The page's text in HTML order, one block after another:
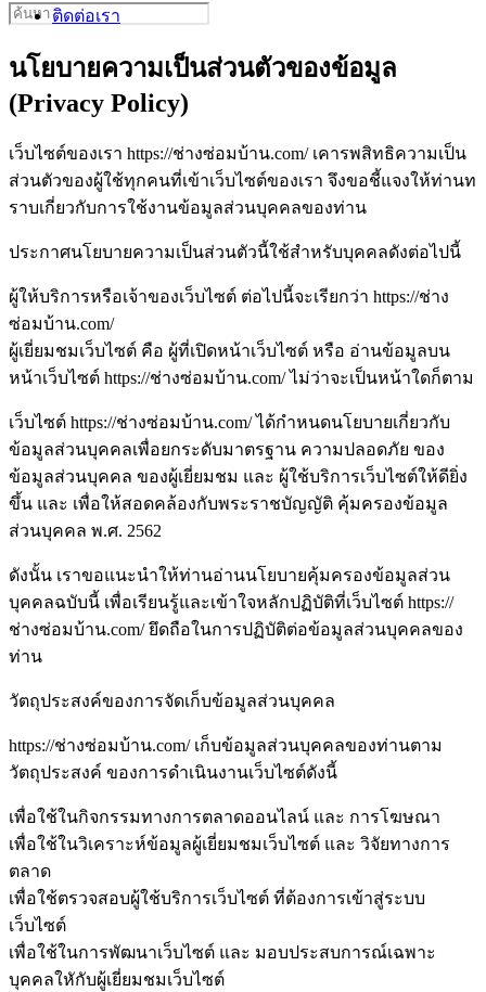
ติดต่อเรา
Search
for:
นโยบายความเป็นส่วนตัวของข้อมูล
(Privacy Policy)
เว็บไซต์ของเรา https://ช่างซ่อมบ้าน.com/ เคารพสิทธิความเป็น
ส่วนตัวของผู้ใช้ทุกคนที่เข้าเว็บไซต์ของเรา จึงขอชี้แจงให้ท่านท
ราบเกี่ยวกับการใช้งานข้อมูลส่วนบุคคลของท่าน
ประกาศนโยบายความเป็นส่วนตัวนี้ใช้สำหรับบุคคลดังต่อไปนี้
ผู้ให้บริการหรือเจ้าของเว็บไซต์ ต่อไปนี้จะเรียกว่า https://ช่าง
ซ่อมบ้าน.com/
ผู้เยี่ยมชมเว็บไซต์ คือ ผู้ที่เปิดหน้าเว็บไซต์ หรือ อ่านข้อมูลบน
หน้าเว็บไซต์ https://ช่างซ่อมบ้าน.com/ ไม่ว่าจะเป็นหน้าใดก็ตาม
เว็บไซต์ https://ช่างซ่อมบ้าน.com/ ได้กำหนดนโยบายเกี่ยวกับ
ข้อมูลส่วนบุคคลเพื่อยกระดับมาตรฐาน ความปลอดภัย ของ
ข้อมูลส่วนบุคคล ของผู้เยี่ยมชม และ ผู้ใช้บริการเว็บไซต์ให้ดียิ่ง
ขึ้น และ เพื่อให้สอดคล้องกับพระราชบัญญัติ คุ้มครองข้อมูล
ส่วนบุคคล พ.ศ. 2562
ดังนั้น เราขอแนะนำให้ท่านอ่านนโยบายคุ้มครองข้อมูลส่วน
บุคคลฉบับนี้ เพื่อเรียนรู้และเข้าใจหลักปฏิบัติที่เว็บไซต์ https://
ช่างซ่อมบ้าน.com/ ยึดถือในการปฏิบัติต่อข้อมูลส่วนบุคคลของ
ท่าน
วัตถุประสงค์ของการจัดเก็บข้อมูลส่วนบุคคล
https://ช่างซ่อมบ้าน.com/ เก็บข้อมูลส่วนบุคคลของท่านตาม
วัตถุประสงค์ ของการดำเนินงานเว็บไซต์ดังนี้
เพื่อใช้ในกิจกรรมทางการตลาดออนไลน์ และ การโฆษณา
เพื่อใช้ในวิเคราะห์ข้อมูลผู้เยี่ยมชมเว็บไซต์ และ วิจัยทางการ
ตลาด
เพื่อใช้ตรวจสอบผู้ใช้บริการเว็บไซต์ ที่ต้องการเข้าสู่ระบบ
เว็บไซต์
เพื่อใช้ในการพัฒนาเว็บไซต์ และ มอบประสบการณ์เฉพาะ
บุคคลใหักับผู้เยี่ยมชมเว็บไซต์